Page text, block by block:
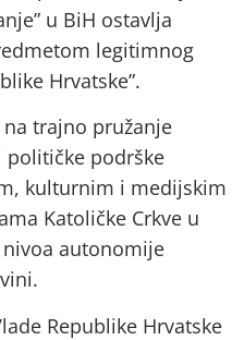
u BiH ostavlja
legitimnog
Hrvatske”.
na trajno pružanje
političke podrške
kulturnim i medijskim
Katoličke Crkve u
autonomije
Republike Hrvatske